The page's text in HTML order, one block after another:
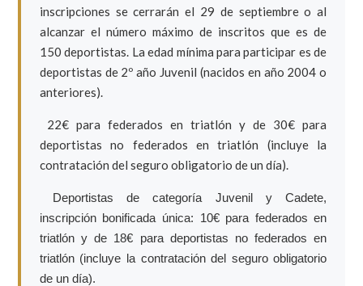
inscripciones se cerrarán el 29 de septiembre o al
alcanzar el número máximo de inscritos que es de
150 deportistas. La edad mínima para participar es de
deportistas de 2º año Juvenil (nacidos en año 2004 o
anteriores).
22€ para federados en triatlón y de 30€ para
deportistas no federados en triatlón (incluye la
contratación del seguro obligatorio de un día).
Deportistas de categoría Juvenil y Cadete,
inscripción bonificada única: 10€ para federados en
triatlón y de 18€ para deportistas no federados en
triatlón (incluye la contratación del seguro obligatorio
de un día).